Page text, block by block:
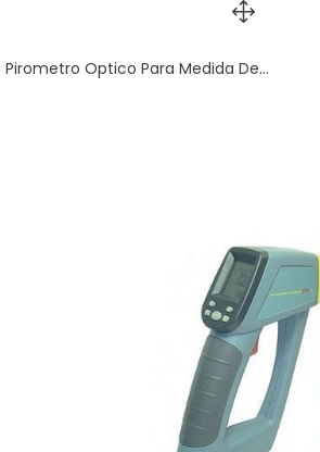
Pirometro Optico Para Medida De...